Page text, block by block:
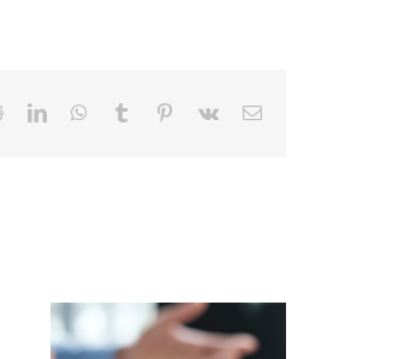
RedditLinkedInWhatsApp
Tumblr Pinterest
Vk Email
¿Deudas
navideñas? El